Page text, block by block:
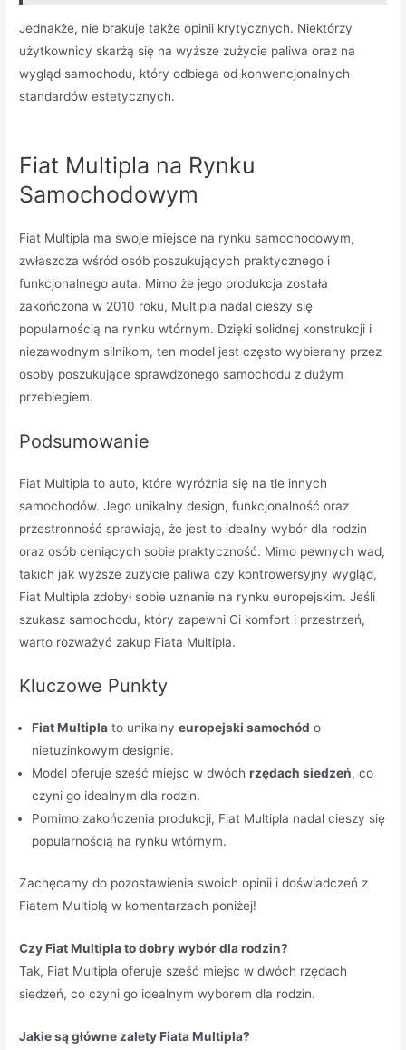
Jednakże, nie brakuje także opinii krytycznych. Niektórzy
użytkownicy skarżą się na wyższe zużycie paliwa oraz na
wygląd samochodu, który odbiega od konwencjonalnych
standardów estetycznych.
Fiat Multipla na Rynku
Samochodowym
Fiat Multipla ma swoje miejsce na rynku samochodowym,
zwłaszcza wśród osób poszukujących praktycznego i
funkcjonalnego auta. Mimo że jego produkcja została
zakończona w 2010 roku, Multipla nadal cieszy się
popularnością na rynku wtórnym. Dzięki solidnej konstrukcji i
niezawodnym silnikom, ten model jest często wybierany przez
osoby poszukujące sprawdzonego samochodu z dużym
przebiegiem.
Podsumowanie
Fiat Multipla to auto, które wyróżnia się na tle innych
samochodów. Jego unikalny design, funkcjonalność oraz
przestronność sprawiają, że jest to idealny wybór dla rodzin
oraz osób ceniących sobie praktyczność. Mimo pewnych wad,
takich jak wyższe zużycie paliwa czy kontrowersyjny wygląd,
Fiat Multipla zdobył sobie uznanie na rynku europejskim. Jeśli
szukasz samochodu, który zapewni Ci komfort i przestrzeń,
warto rozważyć zakup Fiata Multipla.
Kluczowe Punkty
Fiat Multiplato unikalny europejski samochód o
nietuzinkowym designie.
Model oferuje sześć miejsc w dwóch rzędach siedzeń, co
czyni go idealnym dla rodzin.
Pomimo zakończenia produkcji, Fiat Multipla nadal cieszy się
popularnością na rynku wtórnym.
Zachęcamy do pozostawienia swoich opinii i doświadczeń z
Fiatem Multiplą w komentarzach poniżej!
Czy Fiat Multipla to dobry wybór dla rodzin?
Tak, Fiat Multipla oferuje sześć miejsc w dwóch rzędach
siedzeń, co czyni go idealnym wyborem dla rodzin.
Jakie są główne zalety Fiata Multipla?